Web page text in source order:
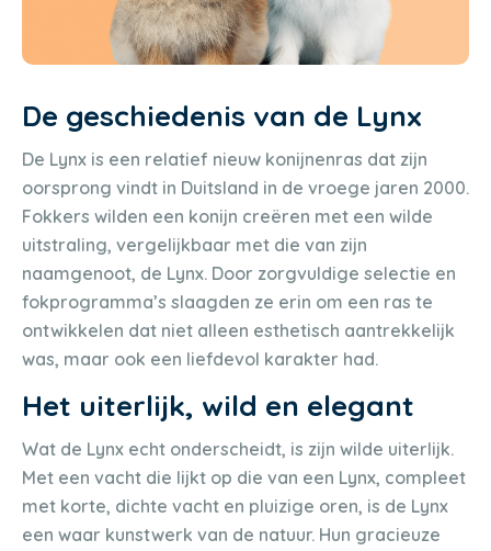
De geschiedenis van de Lynx
De Lynx is een relatief nieuw konijnenras dat zijn
oorsprong vindt in Duitsland in de vroege jaren 2000.
Fokkers wilden een konijn creëren met een wilde
uitstraling, vergelijkbaar met die van zijn
naamgenoot, de Lynx. Door zorgvuldige selectie en
fokprogramma’s slaagden ze erin om een ras te
ontwikkelen dat niet alleen esthetisch aantrekkelijk
was, maar ook een liefdevol karakter had.
Het uiterlijk, wild en elegant
Wat de Lynx echt onderscheidt, is zijn wilde uiterlijk.
Met een vacht die lijkt op die van een Lynx, compleet
met korte, dichte vacht en pluizige oren, is de Lynx
een waar kunstwerk van de natuur. Hun gracieuze